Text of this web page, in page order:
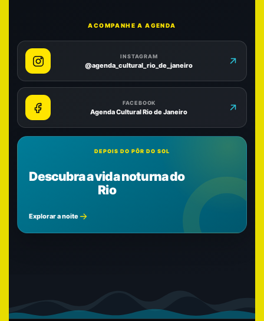
ACOMPANHE A AGENDA
INSTAGRAM
@agenda_cultural_rio_de_janeiro
FACEBOOK
Agenda Cultural Rio de Janeiro
DEPOIS DO PÔR DO SOL
Descubra a vida noturna do
Rio
Explorar a noite